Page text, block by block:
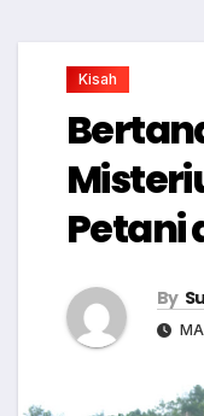
Kisah
Petani
By